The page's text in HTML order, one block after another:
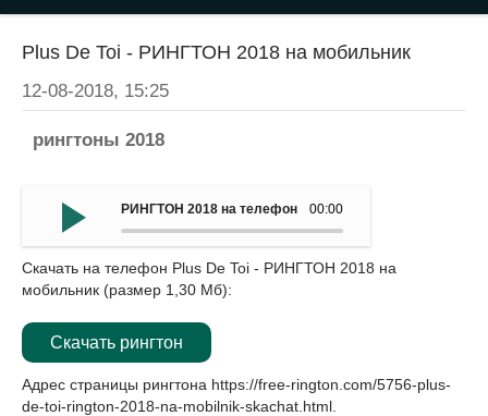
Plus De Toi - РИНГТОН 2018 на мобильник
12-08-2018, 15:25
рингтоны 2018
00:00
РИНГТОН 2018 на телефон - Plus De Toi
Скачать на телефон Plus De Toi - РИНГТОН 2018 на
мобильник (размер 1,30 Мб):
Скачать рингтон
Адрес страницы рингтона https://free-rington.com/5756-plus-
de-toi-rington-2018-na-mobilnik-skachat.html